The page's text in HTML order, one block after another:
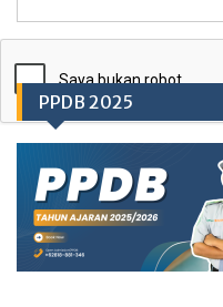
PPDB 2025